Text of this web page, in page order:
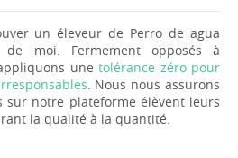
un éleveur de Perro de agua
moi. Fermement opposés à
unetolérance zéro pour
. Nous nous assurons
sur notre plateforme élèvent leurs
la qualité à la quantité.